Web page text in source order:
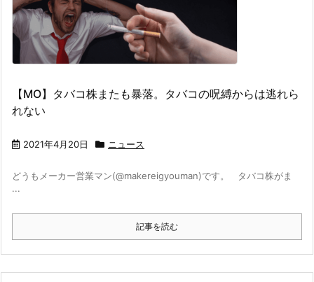
【MO】タバコ株またも暴落。タバコの呪縛からは逃れら
れない
2021年4月20日 ニュース
どうもメーカー営業マン(@makereigyouman)です。 タバコ株がま
...
記事を読む